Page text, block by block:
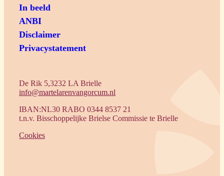
In beeld
ANBI
Disclaimer
Privacystatement
De Rik 5,3232 LA Brielle
info@martelarenvangorcum.nl
IBAN:NL30 RABO 0344 8537 21
t.n.v. Bisschoppelijke Brielse Commissie te Brielle
Cookies